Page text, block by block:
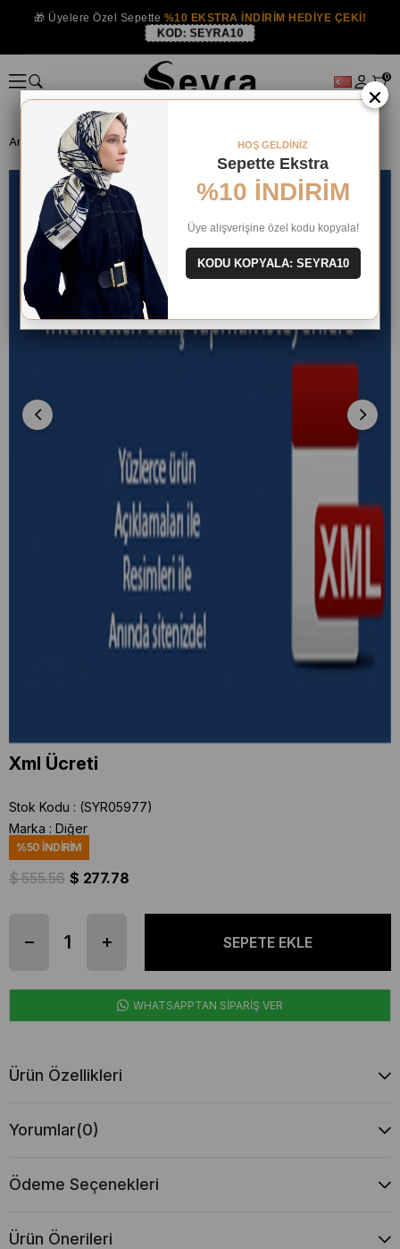
🎁 Üyelere Özel Sepette %10 EKSTRA İNDİRİM HEDİYE ÇEKİ!
KOD: SEYRA10
0
Anasayfa ÖZEL ÜRÜNLER
Xml Ücreti
Stok Kodu
(SYR05977)
Marka : Diğer
%50 İNDIRIM
$ 555.56 $ 277.78
WHATSAPPTAN SİPARİŞ VER
Ürün Özellikleri
Yorumlar(0)
Ödeme Seçenekleri
Ürün Önerileri
×
HOŞ GELDİNİZ
Sepette Ekstra
%10 İNDİRİM
Üye alışverişine özel kodu kopyala!
KODU KOPYALA: SEYRA10